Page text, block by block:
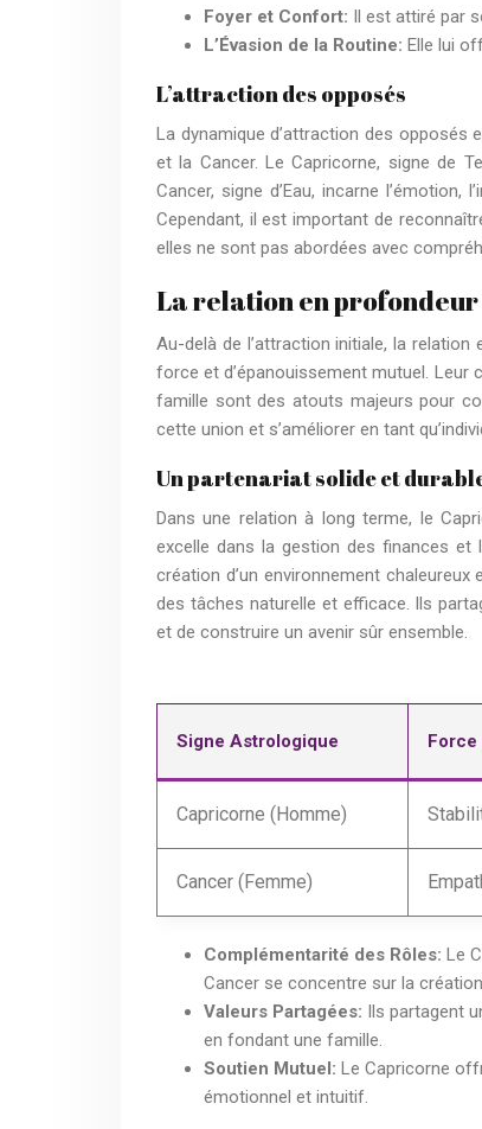
Foyer et Confort: Il est attiré par
L’Évasion de la Routine: Elle lui
L’attraction des opposés
La dynamique d’attraction des opposés
et la Cancer. Le Capricorne, signe de
Cancer, signe d’Eau, incarne
Cependant, il est important de
elles ne sont pas abordées avec
La relation en
Au-delà de l’attraction initiale, la
force et d’épanouissement mutuel. Leur
famille sont des atouts majeurs pour
cette union et s’améliorer en tant
Un partenariat solide et
Dans une relation à long terme, le
excelle dans la gestion des finances et
création d’un environnement
des tâches naturelle et efficace. Ils
et de construire un avenir sûr ensemble.
Signe Astrologique Force
Capricorne (Homme)
Cancer (Femme)
Complémentarité des Rôles: Le
Cancer se concentre sur la
Valeurs Partagées: Ils partagent
en fondant une famille.
Soutien Mutuel: Le Capricorne
émotionnel et intuitif.